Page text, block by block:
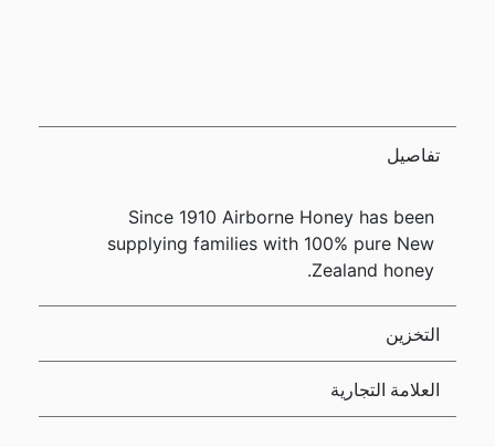
تفاصيل
Since 1910 Airborne Honey has been
supplying families with 100% pure New
Zealand honey.
التخزين
العلامة التجارية